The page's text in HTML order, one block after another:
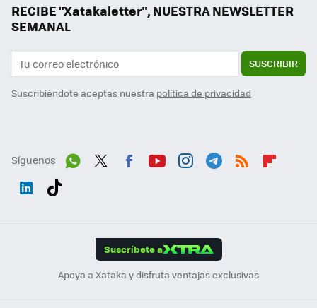
RECIBE "Xatakaletter", NUESTRA NEWSLETTER
SEMANAL
SUSCRIBIR
Suscribiéndote aceptas nuestra política de privacidad
Síguenos
Suscríbete a
Apoya a Xataka y disfruta ventajas exclusivas